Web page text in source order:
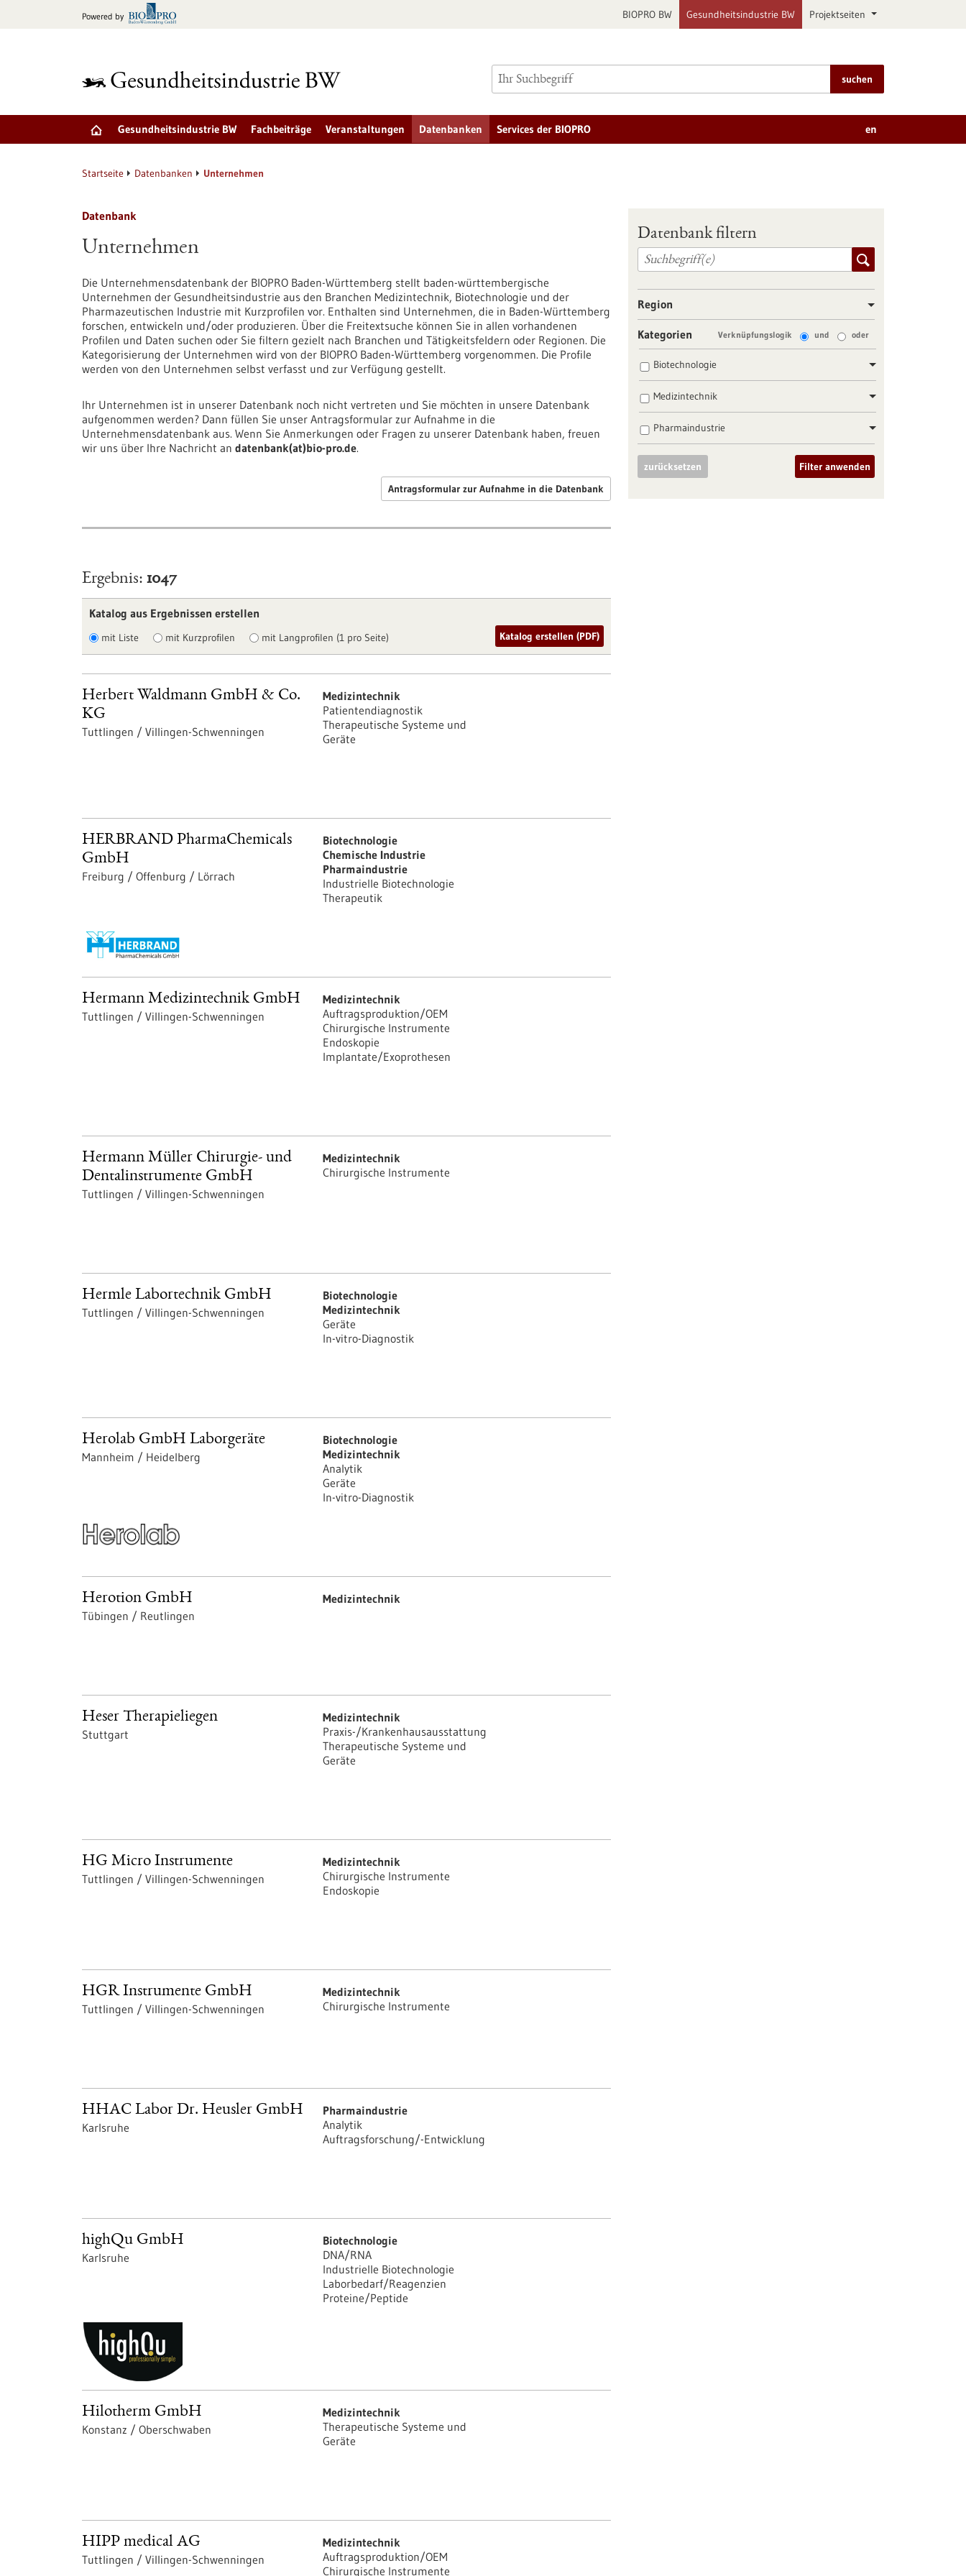
Powered by BIOPRO BW Gesundheitsindustrie BW Projektseiten
suchen
Gesundheitsindustrie BW Fachbeiträge Veranstaltungen Datenbanken Services der BIOPRO en
Startseite Datenbanken Unternehmen
Datenbank
Unternehmen
Die Unternehmensdatenbank der BIOPRO Baden-Württemberg stellt baden-württembergische
Unternehmen der Gesundheitsindustrie aus den Branchen Medizintechnik, Biotechnologie und der
Pharmazeutischen Industrie mit Kurzprofilen vor. Enthalten sind Unternehmen, die in Baden-Württemberg
forschen, entwickeln und/oder produzieren. Über die Freitextsuche können Sie in allen vorhandenen
Profilen und Daten suchen oder Sie filtern gezielt nach Branchen und Tätigkeitsfeldern oder Regionen. Die
Kategorisierung der Unternehmen wird von der BIOPRO Baden-Württemberg vorgenommen. Die Profile
werden von den Unternehmen selbst verfasst und zur Verfügung gestellt.
Ihr Unternehmen ist in unserer Datenbank noch nicht vertreten und Sie möchten in unsere Datenbank
aufgenommen werden? Dann füllen Sie unser Antragsformular zur Aufnahme in die
Unternehmensdatenbank aus. Wenn Sie Anmerkungen oder Fragen zu unserer Datenbank haben, freuen
wir uns über Ihre Nachricht an datenbank(at)bio-pro.de.
Antragsformular zur Aufnahme in die Datenbank
Ergebnis 1047
Katalog aus Ergebnissen erstellen
mit Liste mit Kurzprofilen mit Langprofilen (1 pro Seite) Katalog erstellen (PDF)
Herbert Waldmann GmbH & Co.
KG
Tuttlingen / Villingen-Schwenningen
Medizintechnik
Patientendiagnostik
Therapeutische Systeme und
Geräte
HERBRAND PharmaChemicals
GmbH
Freiburg / Offenburg / Lörrach
Biotechnologie
Chemische Industrie
Pharmaindustrie
Industrielle Biotechnologie
Therapeutik
Hermann Medizintechnik GmbH
Tuttlingen / Villingen-Schwenningen
Medizintechnik
Auftragsproduktion/OEM
Chirurgische Instrumente
Endoskopie
Implantate/Exoprothesen
Hermann Müller Chirurgie- und
Dentalinstrumente GmbH
Tuttlingen / Villingen-Schwenningen
Medizintechnik
Chirurgische Instrumente
Hermle Labortechnik GmbH
Tuttlingen / Villingen-Schwenningen
Biotechnologie
Medizintechnik
Geräte
In-vitro-Diagnostik
Herolab GmbH Laborgeräte
Mannheim / Heidelberg
Biotechnologie
Medizintechnik
Analytik
Geräte
In-vitro-Diagnostik
Herotion GmbH
Tübingen / Reutlingen
Medizintechnik
Heser Therapieliegen
Stuttgart
Medizintechnik
Praxis-/Krankenhausausstattung
Therapeutische Systeme und
Geräte
HG Micro Instrumente
Tuttlingen / Villingen-Schwenningen
Medizintechnik
Chirurgische Instrumente
Endoskopie
HGR Instrumente GmbH
Tuttlingen / Villingen-Schwenningen
Medizintechnik
Chirurgische Instrumente
HHAC Labor Dr. Heusler GmbH
Karlsruhe
Pharmaindustrie
Analytik
Auftragsforschung/-Entwicklung
highQu GmbH
Karlsruhe
Biotechnologie
DNA/RNA
Industrielle Biotechnologie
Laborbedarf/Reagenzien
Proteine/Peptide
Hilotherm GmbH
Konstanz / Oberschwaben
Medizintechnik
Therapeutische Systeme und
Geräte
HIPP medical AG
Tuttlingen / Villingen-Schwenningen
Medizintechnik
Auftragsproduktion/OEM
Chirurgische Instrumente
Datenbank filtern
Region
Kategorien Verknüpfungslogik und oder
Biotechnologie
Medizintechnik
Pharmaindustrie
zurücksetzen Filter anwenden